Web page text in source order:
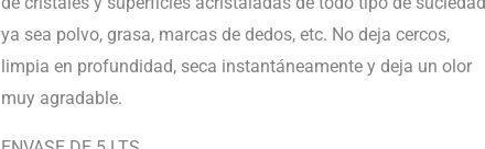
ya sea polvo, grasa, marcas de dedos, etc. No deja cercos,
limpia en profundidad, seca instantáneamente y deja un olor
muy agradable.